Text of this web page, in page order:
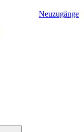
Neuzugänge